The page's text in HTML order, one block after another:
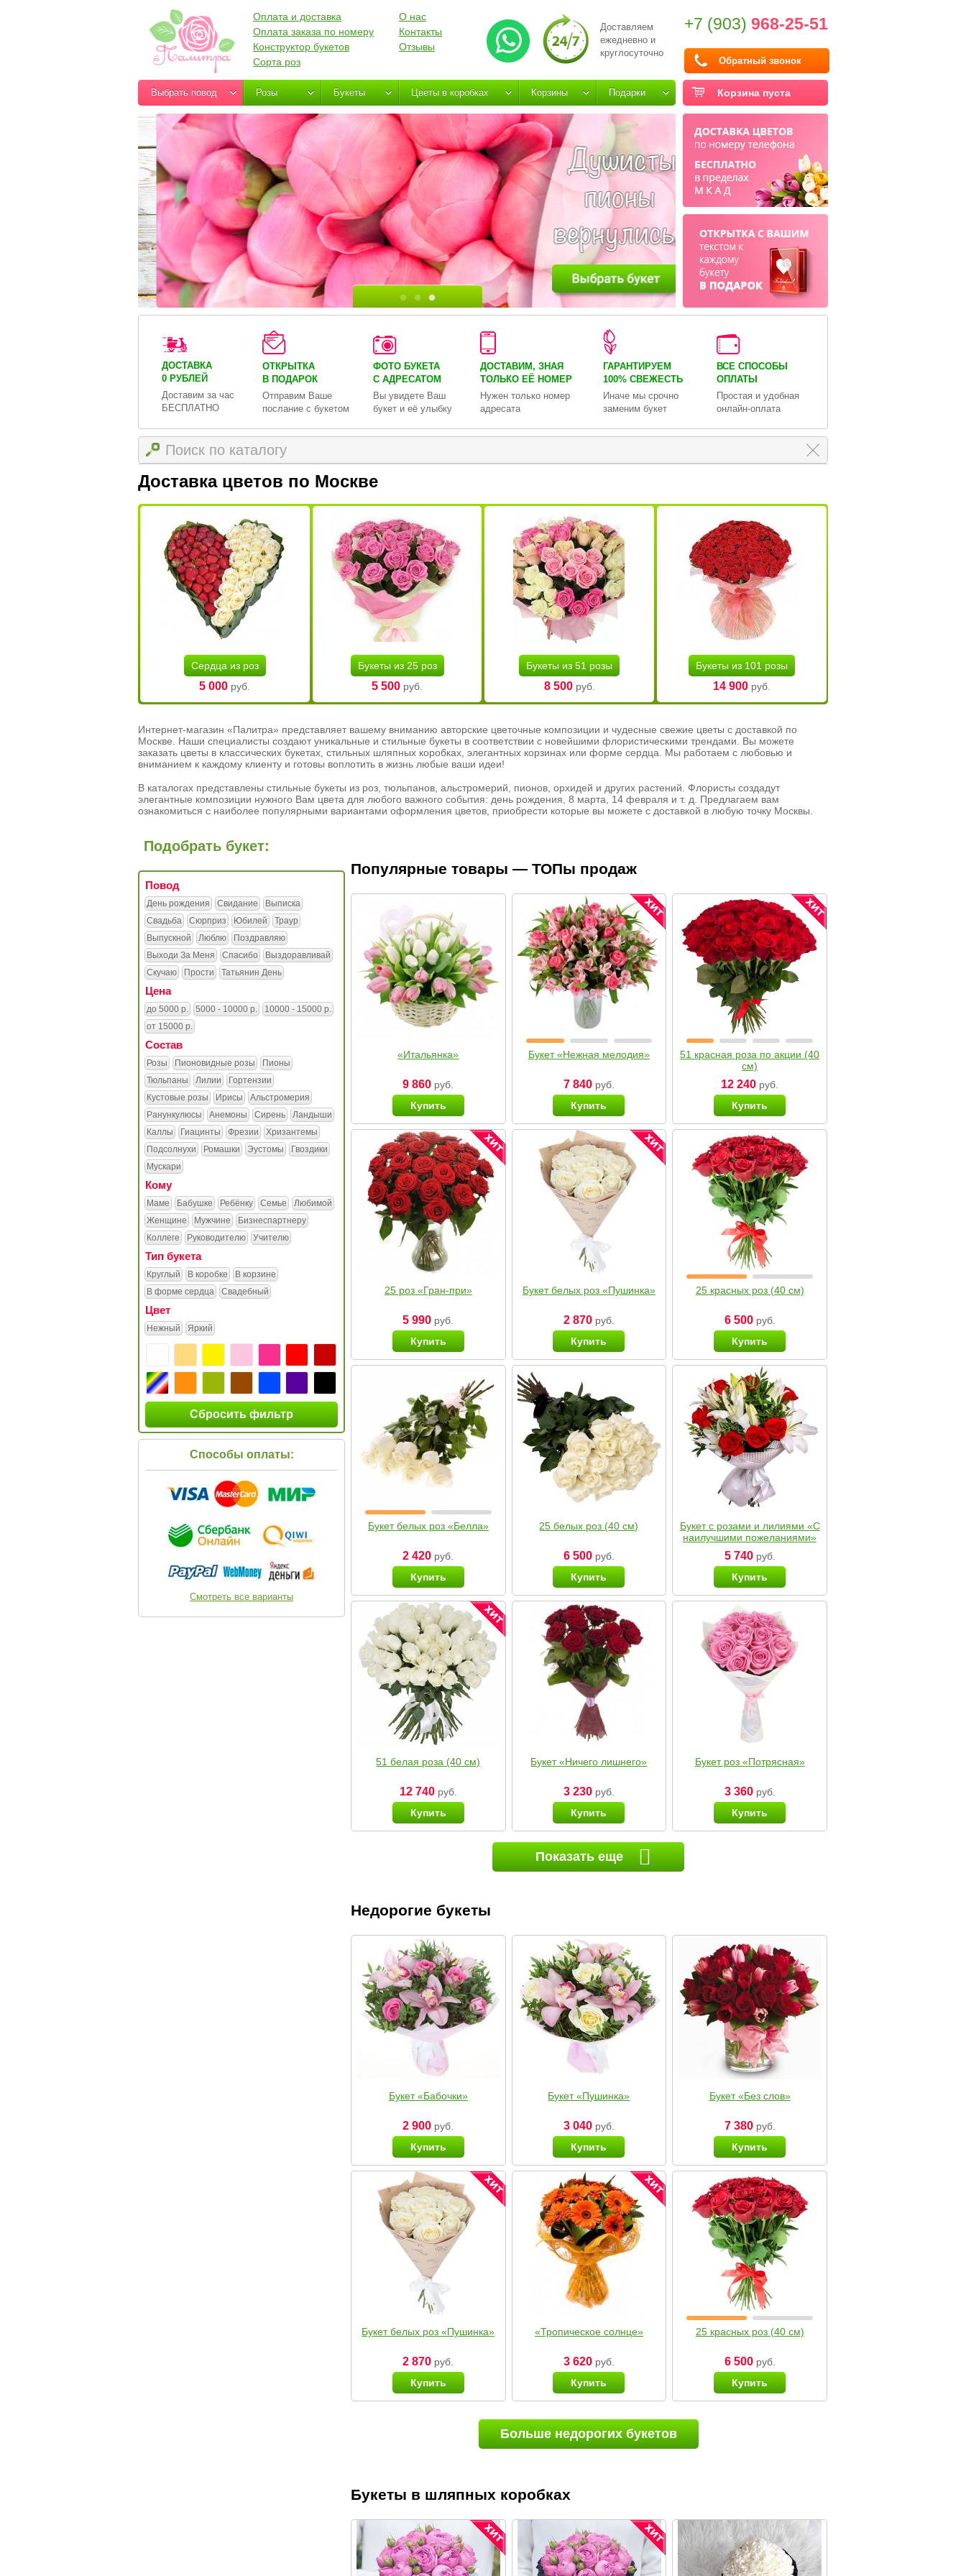
Доставляем
ежедневно и
круглосуточно
+7 (903) 968-25-51
Обратный звонок
Оплата и доставка
Оплата заказа по номеру
Конструктор букетов
Сорта роз
О нас
Контакты
Отзывы
Корзина пуста
Выбрать повод Розы Букеты Цветы в коробках Корзины Подарки
ДОСТАВКА
0 РУБЛЕЙ
Доставим за час
БЕСПЛАТНО
ОТКРЫТКА
В ПОДАРОК
Отправим Ваше
послание с букетом
ФОТО БУКЕТА
С АДРЕСАТОМ
Вы увидете Ваш
букет и её улыбку
ДОСТАВИМ, ЗНАЯ
ТОЛЬКО ЕЁ НОМЕР
Нужен только номер
адресата
ГАРАНТИРУЕМ
100% СВЕЖЕСТЬ
Иначе мы срочно
заменим букет
ВСЕ СПОСОБЫ
ОПЛАТЫ
Простая и удобная
онлайн-оплата
Доставка цветов по Москве
Сердца из роз
5 000 руб.
Букеты из 25 роз
5 500 руб.
Букеты из 51 розы
8 500руб.
Букеты из 101 розы
14 900руб.
Интернет-магазин «Палитра» представляет вашему вниманию авторские цветочные композиции и чудесные свежие цветы с доставкой по
Москве. Наши специалисты создают уникальные и стильные букеты в соответствии с новейшими флористическими трендами. Вы можете
заказать цветы в классических букетах, стильных шляпных коробках, элегантных корзинах или форме сердца. Мы работаем с любовью и
вниманием к каждому клиенту и готовы воплотить в жизнь любые ваши идеи!
В каталогах представлены стильные букеты из роз, тюльпанов, альстромерий, пионов, орхидей и других растений. Флористы создадут
элегантные композиции нужного Вам цвета для любого важного события: день рождения, 8 марта, 14 февраля и т. д. Предлагаем вам
ознакомиться с наиболее популярными вариантами оформления цветов, приобрести которые вы можете с доставкой в любую точку Москвы.
Подобрать букет:
Повод
День рождения Свидание
Выписка
Свадьба
Сюрприз Юбилей
Траур
Выпускной
Люблю
Поздравляю
Выходи За Меня
Спасибо
Выздоравливай
Скучаю
Прости Татьянин День
Цена
до 5000 р. 5000 - 10000 р.
10000 - 15000 р.
от 15000 р.
Состав
Розы Пионовидные розы
Пионы
Тюльпаны
Лилии
Гортензии
Кустовые розы
Ирисы
Альстромерия
Ранункулюсы
Анемоны Сирень
Ландыши
Каллы
Гиацинты Фрезии
Хризантемы
Подсолнухи
Ромашки Эустомы
Гвоздики
Мускари
Кому
Маме Бабушке Ребёнку Семье
Любимой
Женщине
Мужчине
Бизнеспартнеру
Коллеге
Руководителю Учителю
Тип букета
Круглый В коробке
В корзине
В форме сердца
Свадебный
Цвет
Нежный Яркий
Сбросить фильтр
Способы оплаты:
Смотреть все варианты
Популярные товары — ТОПы продаж
«Итальянка»
9 860 руб.
Купить
Букет «Нежная мелодия»
7 840руб.
Купить
51 красная роза по акции (40
см)
12 240 руб.
Купить
25 роз «Гран-при»
5 990 руб.
Купить
Букет белых роз «Пушинка»
2 870руб.
Купить
25 красных роз (40 см)
6 500руб.
Купить
Букет белых роз «Белла»
2 420 руб.
Купить
25 белых роз (40 см)
6 500руб.
Купить
Букет с розами и лилиями «С
наилучшими пожеланиями»
5 740руб.
Купить
51 белая роза (40 см)
12 740руб.
Купить
Букет «Ничего лишнего»
3 230руб.
Купить
Букет роз «Потрясная»
3 360руб.
Купить
Показать еще
Недорогие букеты
Букет «Бабочки»
2 900 руб.
Купить
Букет «Пушинка»
3 040руб.
Купить
Букет «Без слов»
7 380руб.
Купить
Букет белых роз «Пушинка»
2 870 руб.
Купить
«Тропическое солнце»
3 620руб.
Купить
25 красных роз (40 см)
6 500руб.
Купить
Больше недорогих букетов
Букеты в шляпных коробках